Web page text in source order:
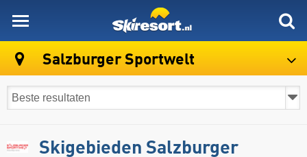
Salzburger Sportwelt
Skigebieden Salzburger